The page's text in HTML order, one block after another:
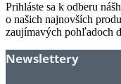
Prihláste sa k odberu
o našich najnovších
zaujímavých pohľadoch
Newslettery